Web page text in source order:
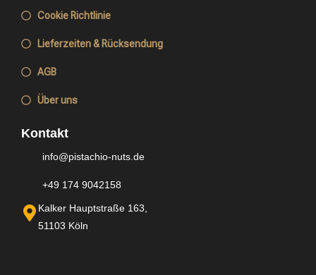
Cookie Richtlinie
Lieferzeiten & Rücksendung
AGB
Über uns
Kontakt
info@pistachio-nuts.de
+49 174 9042158
Kalker Hauptstraße 163,
51103 Köln